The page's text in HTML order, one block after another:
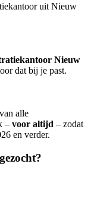
uit Nieuw
Nieuw
dat bij je past.
alle
– voor altijd – zodat
en verder.